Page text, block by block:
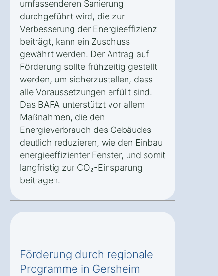
umfassenderen Sanierung
durchgeführt wird, die zur
Verbesserung der Energieeffizienz
beiträgt, kann ein Zuschuss
gewährt werden. Der Antrag auf
Förderung sollte frühzeitig gestellt
werden, um sicherzustellen, dass
alle Voraussetzungen erfüllt sind.
Das BAFA unterstützt vor allem
Maßnahmen, die den
Energieverbrauch des Gebäudes
deutlich reduzieren, wie den Einbau
energieeffizienter Fenster, und somit
langfristig zur CO₂-Einsparung
beitragen.
Förderung durch regionale
Programme in Gersheim